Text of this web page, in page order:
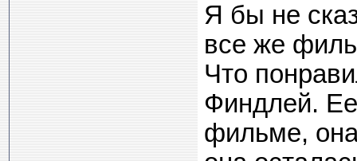
Я бы не
все же
Что
Финдлей.
фильме,